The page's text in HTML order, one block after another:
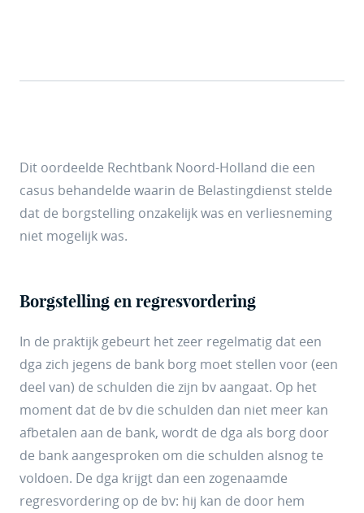
Dit oordeelde Rechtbank Noord-Holland die een
casus behandelde waarin de Belastingdienst stelde
dat de borgstelling onzakelijk was en verliesneming
niet mogelijk was.
Borgstelling en regresvordering
In de praktijk gebeurt het zeer regelmatig dat een
dga zich jegens de bank borg moet stellen voor (een
deel van) de schulden die zijn bv aangaat. Op het
moment dat de bv die schulden dan niet meer kan
afbetalen aan de bank, wordt de dga als borg door
de bank aangesproken om die schulden alsnog te
voldoen. De dga krijgt dan een zogenaamde
regresvordering op de bv: hij kan de door hem